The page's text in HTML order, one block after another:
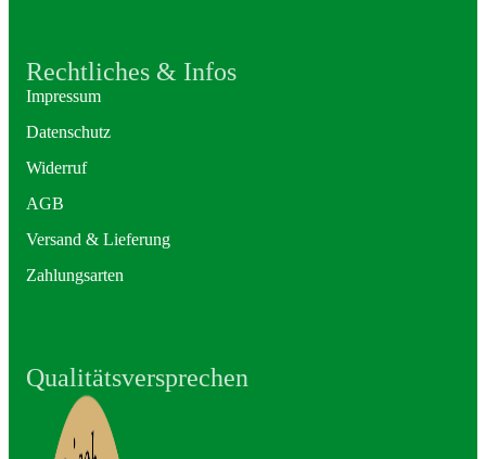
Rechtliches & Infos
Impressum
Datenschutz
Widerruf
AGB
Versand & Lieferung
Zahlungsarten
Qualitätsversprechen